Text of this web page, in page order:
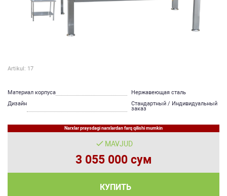
Artikul: 17
Материал корпуса
Нержавеющая сталь
Дизайн
Стандартный / Индивидуальный
заказ
Narxlar praysdagi narxlardan farq qilishi mumkin
MAVJUD
3 055 000 сум
КУПИТЬ